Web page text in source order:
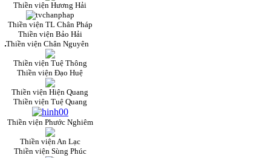
Thiền viện Hương Hải
Thiền viện TL Chân Pháp
Thiền viện Bảo Hải
Thiền viện Chân Nguyên
Thiền viện Tuệ Thông
Thiền viện Đạo Huệ
Thiền viện Hiện Quang
Thiền viện Tuệ Quang
Thiền viện Phước Nghiêm
Thiền viện An Lạc
Thiền viện Sùng Phúc